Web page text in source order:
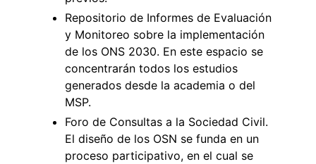
Repositorio de Informes de Evaluación
y Monitoreo sobre la implementación
de los ONS 2030. En este espacio se
concentrarán todos los estudios
generados desde la academia o del
MSP.
Foro de Consultas a la Sociedad Civil.
El diseño de los OSN se funda en un
proceso participativo, en el cual se